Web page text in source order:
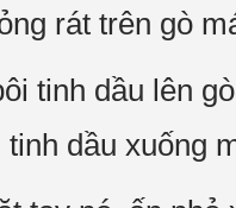
rát trên gò
tinh dầu lên
dầu xuống